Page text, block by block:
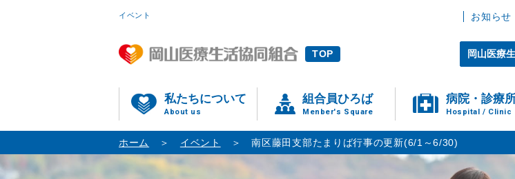
イベント お知らせ
TOP 岡山医療
私たちについて
About us
組合員ひろば
Menber's Square
病院・診療
Hospital / Clinic
ホーム イベント 南区藤田支部たまりば行事の更新(6/1～6/30)